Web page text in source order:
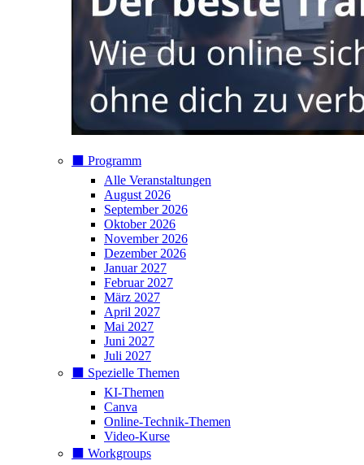
⬛️ Programm
Alle Veranstaltungen
August 2026
September 2026
Oktober 2026
November 2026
Dezember 2026
Januar 2027
Februar 2027
März 2027
April 2027
Mai 2027
Juni 2027
Juli 2027
⬛️ Spezielle Themen
KI-Themen
Canva
Online-Technik-Themen
Video-Kurse
⬛️ Workgroups